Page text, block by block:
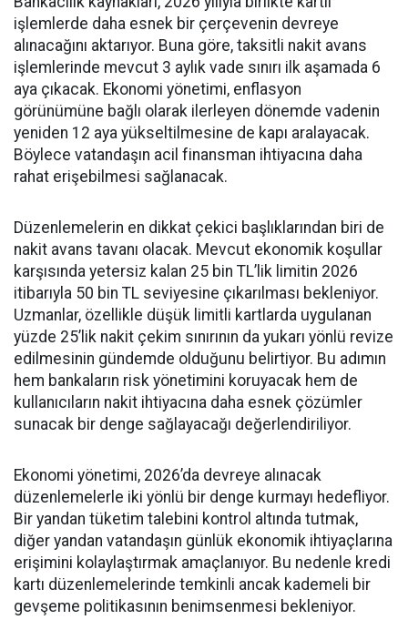
işlemlerde daha esnek bir çerçevenin devreye
alınacağını aktarıyor. Buna göre, taksitli nakit avans
işlemlerinde mevcut 3 aylık vade sınırı ilk aşamada 6
aya çıkacak. Ekonomi yönetimi, enflasyon
görünümüne bağlı olarak ilerleyen dönemde vadenin
yeniden 12 aya yükseltilmesine de kapı aralayacak.
Böylece vatandaşın acil finansman ihtiyacına daha
rahat erişebilmesi sağlanacak.
Düzenlemelerin en dikkat çekici başlıklarından biri de
nakit avans tavanı olacak. Mevcut ekonomik koşullar
karşısında yetersiz kalan 25 bin TL’lik limitin 2026
itibarıyla 50 bin TL seviyesine çıkarılması bekleniyor.
Uzmanlar, özellikle düşük limitli kartlarda uygulanan
yüzde 25’lik nakit çekim sınırının da yukarı yönlü revize
edilmesinin gündemde olduğunu belirtiyor. Bu adımın
hem bankaların risk yönetimini koruyacak hem de
kullanıcıların nakit ihtiyacına daha esnek çözümler
sunacak bir denge sağlayacağı değerlendiriliyor.
Ekonomi yönetimi, 2026’da devreye alınacak
düzenlemelerle iki yönlü bir denge kurmayı hedefliyor.
Bir yandan tüketim talebini kontrol altında tutmak,
diğer yandan vatandaşın günlük ekonomik ihtiyaçlarına
erişimini kolaylaştırmak amaçlanıyor. Bu nedenle kredi
kartı düzenlemelerinde temkinli ancak kademeli bir
gevşeme politikasının benimsenmesi bekleniyor.